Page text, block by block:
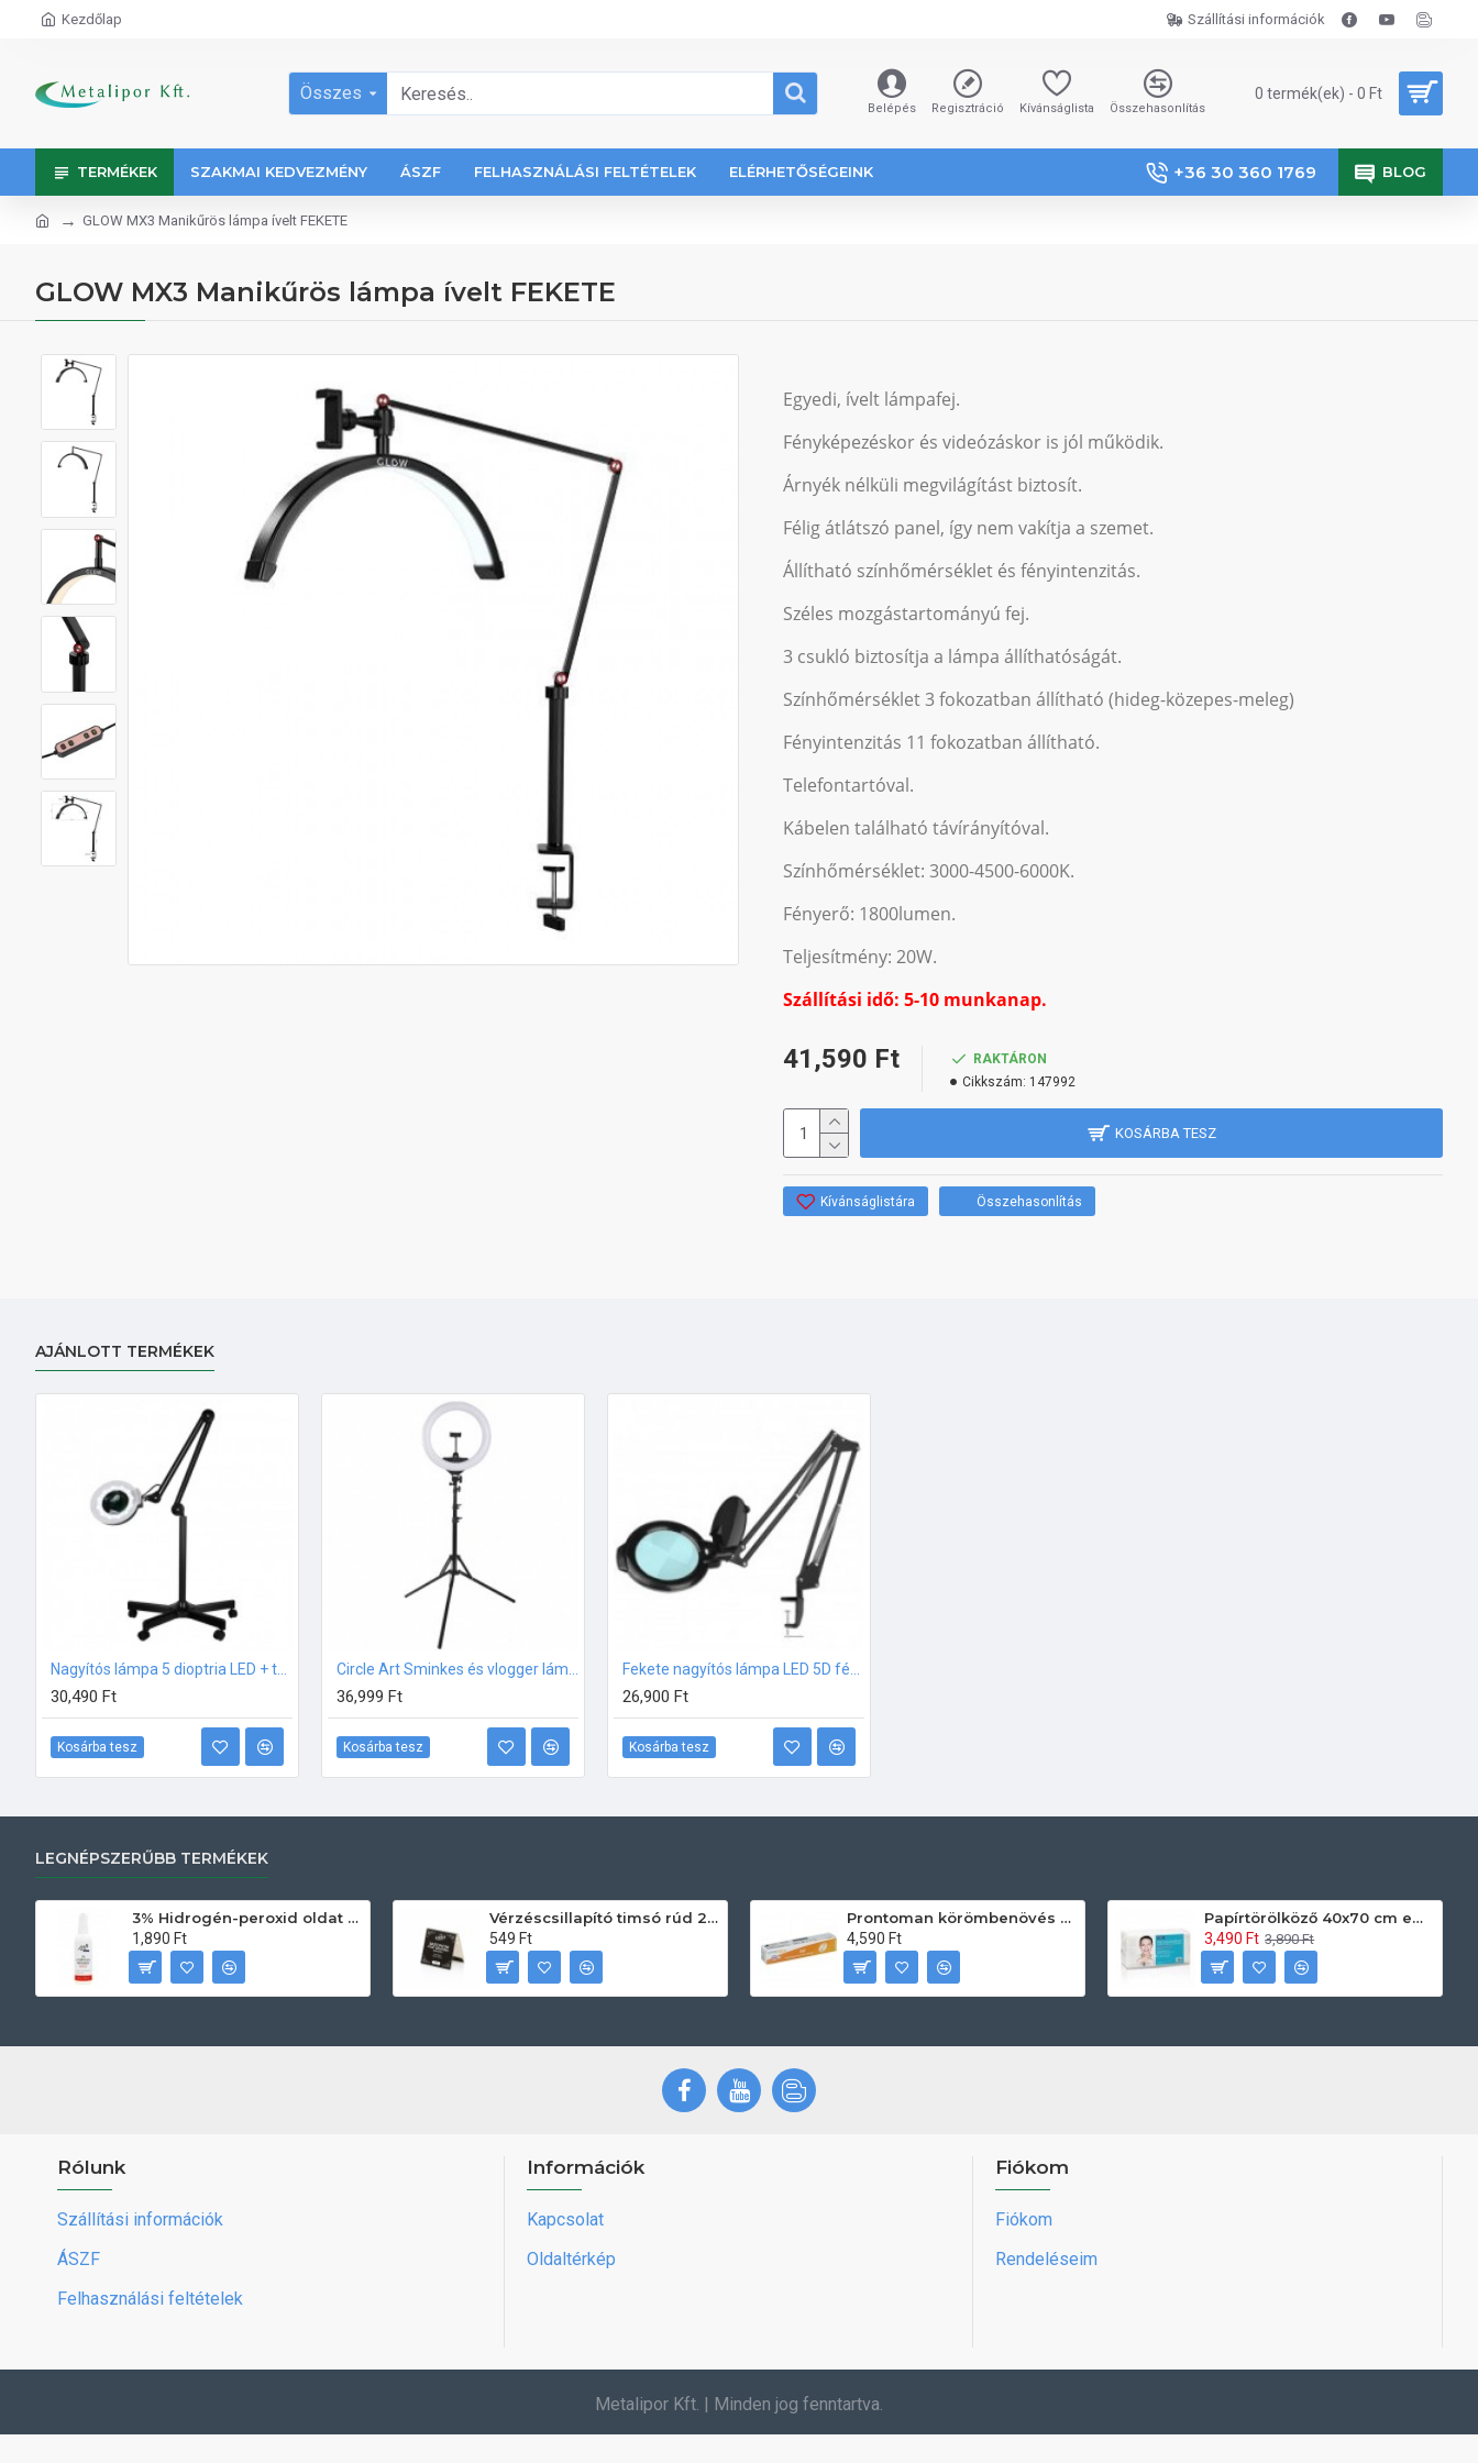
Kezdőlap Szállítási információk
Összes
Belépés Regisztráció Kívánságlista Összehasonlítás
0 termék(ek) - 0 Ft
TERMÉKEK SZAKMAI KEDVEZMÉNY ÁSZF FELHASZNÁLÁSI FELTÉTELEK ELÉRHETŐSÉGEINK +36 30 360 1769 BLOG
GLOW MX3 Manikűrös lámpa ívelt FEKETE
GLOW MX3 Manikűrös lámpa ívelt FEKETE
Egyedi, ívelt lámpafej.
Fényképezéskor és videózáskor is jól működik.
Árnyék nélküli megvilágítást biztosít.
Félig átlátszó panel, így nem vakítja a szemet.
Állítható színhőmérséklet és fényintenzitás.
Széles mozgástartományú fej.
3 csukló biztosítja a lámpa állíthatóságát.
Színhőmérséklet 3 fokozatban állítható (hideg-közepes-meleg)
Fényintenzitás 11 fokozatban állítható.
Telefontartóval.
Kábelen található távírányítóval.
Színhőmérséklet: 3000-4500-6000K.
Fényerő: 1800lumen.
Teljesítmény: 20W.
Szállítási idő: 5-10 munkanap.
41,590 Ft
RAKTÁRON
Cikkszám: 147992
KOSÁRBA TESZ
Kívánságlistára Összehasonlítás
AJÁNLOTT TERMÉKEK
30,490 Ft
Kosárba tesz
36,999 Ft
Kosárba tesz
26,900 Ft
Kosárba tesz
LEGNÉPSZERŰBB TERMÉKEK
3% Hidrogén-peroxid oldat (sebfertőtlenítő) 100ml
1,890 Ft
Vérzéscsillapító timsó rúd 20db
549 Ft
Prontoman körömbenövés kezelő gél tamponáláshoz 20 ml
4,590 Ft
Papírtörölköző 40x70 cm egyszerhasználatos 60db/csomag
3,490 Ft 3,890 Ft
Rólunk
Szállítási információk
ÁSZF
Felhasználási feltételek
Információk
Kapcsolat
Oldaltérkép
Fiókom
Fiókom
Rendeléseim
Metalipor Kft. | Minden jog fenntartva.